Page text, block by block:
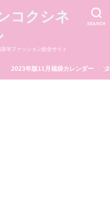
SEARCH
コクシネ
等ファッション総合サイト
2023年版11月福袋カレンダー